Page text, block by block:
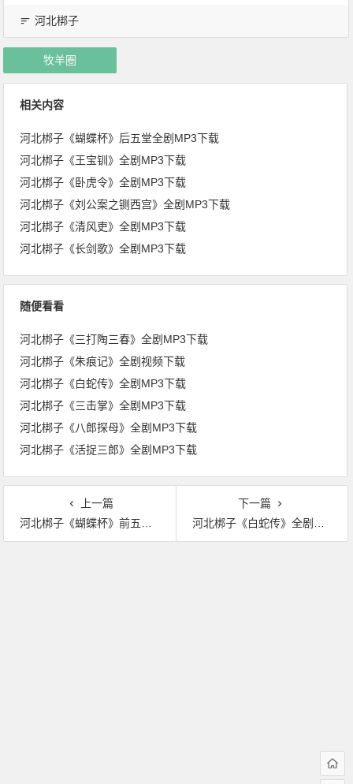
河北梆子
牧羊圈
相关内容
河北梆子《蝴蝶杯》后五堂全剧MP3下载
河北梆子《王宝钏》全剧MP3下载
河北梆子《卧虎令》全剧MP3下载
河北梆子《刘公案之铡西宫》全剧MP3下载
河北梆子《清风吏》全剧MP3下载
河北梆子《长剑歌》全剧MP3下载
随便看看
河北梆子《三打陶三春》全剧MP3下载
河北梆子《朱痕记》全剧视频下载
河北梆子《白蛇传》全剧MP3下载
河北梆子《三击掌》全剧MP3下载
河北梆子《八郎探母》全剧MP3下载
河北梆子《活捉三郎》全剧MP3下载
上一篇
河北梆子《蝴蝶杯》前五堂全剧MP3下载
下一篇
河北梆子《白蛇传》全剧视频下载